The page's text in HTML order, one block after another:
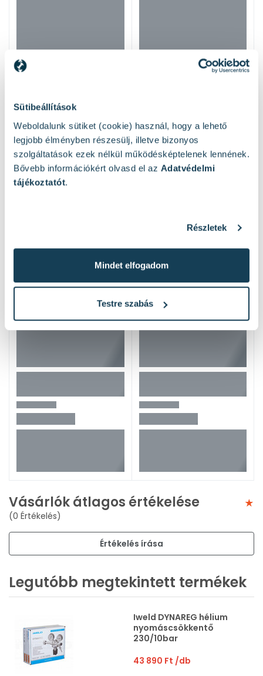
Sütibeállítások
Weboldalunk sütiket (cookie) használ, hogy a lehető
legjobb élményben részesülj, illetve bizonyos
szolgáltatások ezek nélkül működésképtelenek lennének.
Bővebb információkért olvasd el az Adatvédelmi
tájékoztatót.
Részletek
Mindet elfogadom
Testre szabás
Vásárlók átlagos értékelése
(0 Értékelés)
Értékelés írása
Legutóbb megtekintett termékek
Iweld DYNAREG hélium
nyomáscsökkentő
230/10bar
43 890 Ft /db